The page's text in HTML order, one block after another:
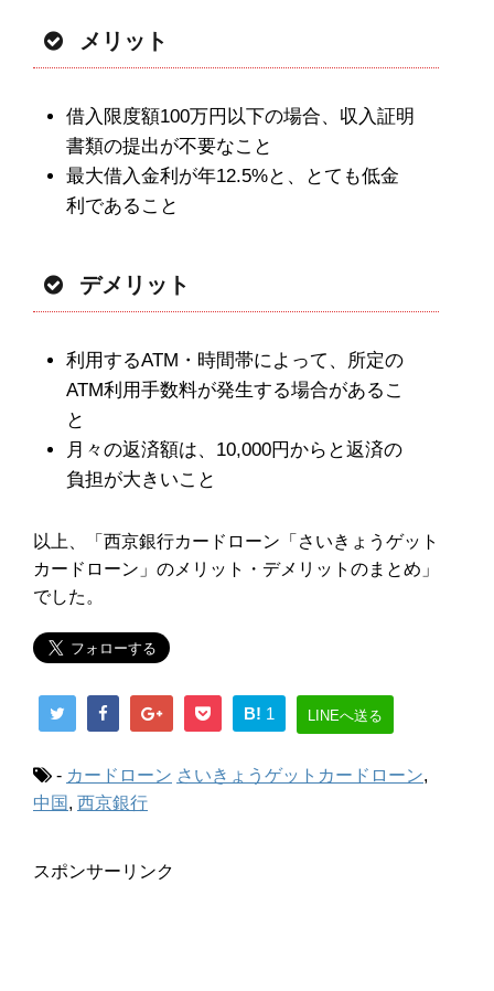
メリット
借入限度額100万円以下の場合、収入証明
書類の提出が不要なこと
最大借入金利が年12.5%と、とても低金
利であること
デメリット
利用するATM・時間帯によって、所定の
ATM利用手数料が発生する場合があるこ
と
月々の返済額は、10,000円からと返済の
負担が大きいこと
以上、「西京銀行カードローン「さいきょうゲット
カードローン」のメリット・デメリットのまとめ」
でした。
B! 1 LINEへ送る
- カードローン さいきょうゲットカードローン,
中国 , 西京銀行
スポンサーリンク